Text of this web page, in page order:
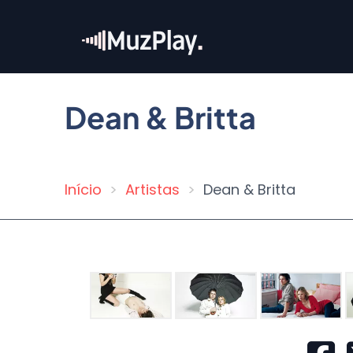
conteúdo
Dean & Britta
Trilha
navegação
Início Artistas Dean & Britta